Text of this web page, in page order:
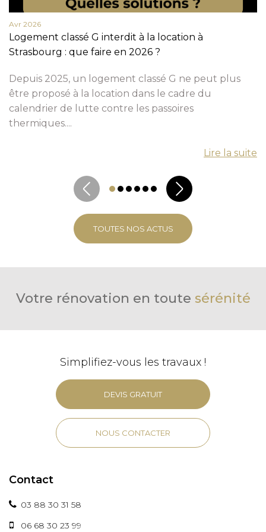
Avr 2026
Logement classé G interdit à la location à
Strasbourg : que faire en 2026 ?
Depuis 2025, un logement classé G ne peut plus
être proposé à la location dans le cadre du
calendrier de lutte contre les passoires
thermiques....
Lire la suite
TOUTES NOS ACTUS
Votre rénovation en toute sérénité
Simplifiez-vous les travaux !
DEVIS GRATUIT
NOUS CONTACTER
Contact
03 88 30 31 58
06 68 30 23 99